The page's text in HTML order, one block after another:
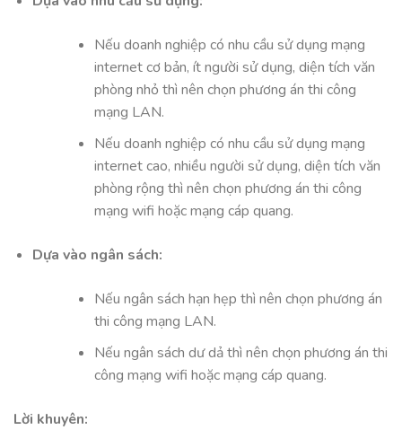
Nếu doanh nghiệp có nhu cầu sử dụng mạng
internet cơ bản, ít người sử dụng, diện tích văn
phòng nhỏ thì nên chọn phương án thi công
mạng LAN.
Nếu doanh nghiệp có nhu cầu sử dụng mạng
internet cao, nhiều người sử dụng, diện tích văn
phòng rộng thì nên chọn phương án thi công
mạng wifi hoặc mạng cáp quang.
Dựa vào ngân sách:
Nếu ngân sách hạn hẹp thì nên chọn phương án
thi công mạng LAN.
Nếu ngân sách dư dả thì nên chọn phương án thi
công mạng wifi hoặc mạng cáp quang.
Lời khuyên: